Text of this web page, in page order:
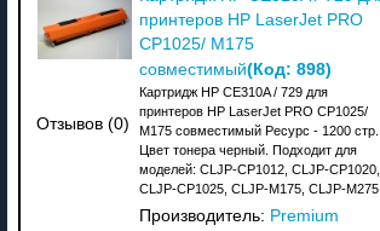
Отзывов (0)
принтеров HP LaserJet PRO
CP1025/ M175
совместимый(Код: 898)
Картридж HP CE310A / 729 для
принтеров HP LaserJet PRO CP1025/
M175 совместимый Ресурс - 1200 стр.
Цвет тонера черный. Подходит для
моделей: CLJP-CP1012, CLJP-CP1020,
CLJP-CP1025, CLJP-M175, CLJP-M275
Производитель: Premium